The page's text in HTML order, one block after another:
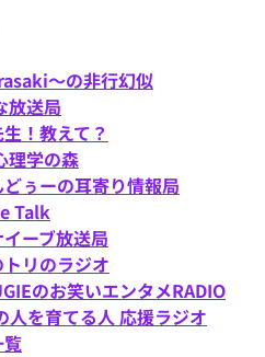
～の非行幻似
放送局
！教えて？
理学の森
ぅーの耳寄り情報局
Talk
ーブ放送局
リのラジオ
のお笑いエンタメRADIO
人を育てる人 応援ラジオ